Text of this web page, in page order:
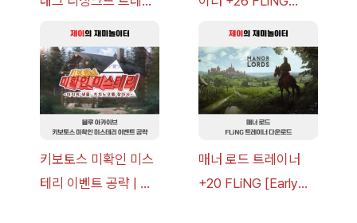
v1.0+] 다운로드
드
키보토스 미확인 미스
테리 이벤트 공략 | 블
매너 로드 트레이너
+20 FLiNG [Early